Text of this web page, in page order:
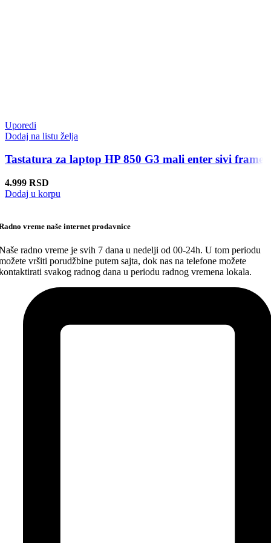
Uporedi
Dodaj na listu želja
Tastatura za laptop HP 850 G3 mali enter sivi frame
4.999 RSD
Dodaj u korpu
vreme naše internet prodavnice
radno vreme je svih 7 dana u nedelji od 00-24h. U tom periodu
vršiti porudžbine putem sajta, dok nas na telefone možete
svakog radnog dana u periodu radnog vremena lokala.